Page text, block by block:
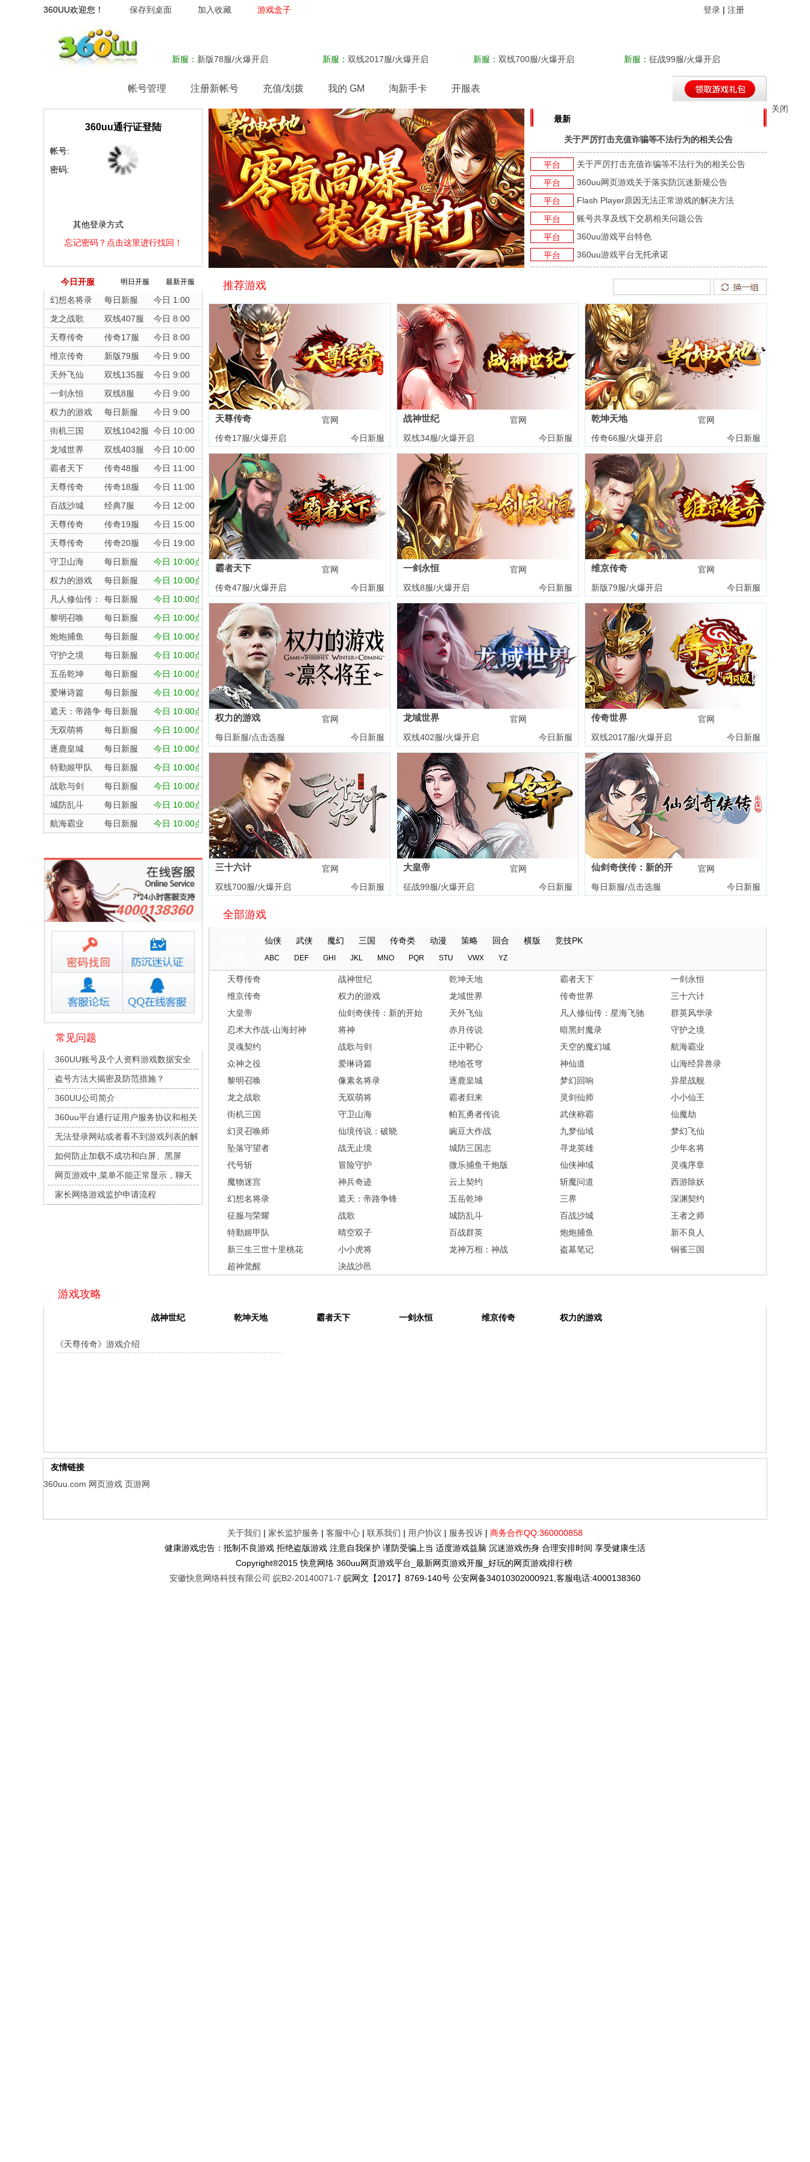
360UU欢迎您！ 保存到桌面 加入收藏 游戏盒子 登录 | 注册
新服： 新版78服/火爆开启 新服： 双线2017服/火爆开启 新服： 双线700服/火爆开启 新服： 征战99服/火爆开启
帐号管理 注册新帐号 充值/划拨 我的 GM 淘新手卡 开服表
360uu通行证登陆
帐号:
密码:
其他登录方式
忘记密码？点击这里进行找回！
今日开服 明日开服 最新开服
幻想名将录 每日新服
今日 1:00
龙之战歌
双线407服
今日 8:00
天尊传奇
传奇17服
今日 8:00
维京传奇
新版79服
今日 9:00
天外飞仙
双线135服
今日 9:00
一剑永恒
双线8服
今日 9:00
权力的游戏
每日新服
今日 9:00
街机三国
双线1042服 今日 10:00
龙域世界
双线403服
今日 10:00
霸者天下
传奇48服
今日 11:00
天尊传奇
传奇18服
今日 11:00
百战沙城
经典7服
今日 12:00
天尊传奇
传奇19服
今日 15:00
天尊传奇
传奇20服
今日 19:00
守卫山海
每日新服
今日 10:00点
权力的游戏
每日新服
今日 10:00点
凡人修仙传：星海飞驰
每日新服
今日 10:00点
黎明召唤
每日新服
今日 10:00点
炮炮捕鱼
每日新服
今日 10:00点
守护之境
每日新服
今日 10:00点
五岳乾坤
每日新服
今日 10:00点
爱琳诗篇
每日新服
今日 10:00点
遮天：帝路争锋每日新服
今日 10:00点
无双萌将
每日新服
今日 10:00点
逐鹿皇城
每日新服
今日 10:00点
特勤姬甲队
每日新服
今日 10:00点
战歌与剑
每日新服
今日 10:00点
城防乱斗
每日新服
今日 10:00点
航海霸业
每日新服
今日 10:00点
深渊契约
每日新服
今日 10:00点
坠落守望者
今日 10:00点
正中靶心
每日新服
今日 10:00点
神兵奇迹
每日新服
今日 10:00点
微乐捕鱼千炮版
今日 10:00点
帕瓦勇者传说
今日 10:00点
群英风华录
每日新服
今日 10:00点
小小仙王
今日 10:00点
少年名将
每日新服
今日 10:00点
城防三国志
每日新服
今日 10:00点
九梦仙域
每日新服
今日 10:00点
豌豆大作战
每日新服
灵魂序章
每日新服
今日 10:00点
冒险守护
每日新服
今日 10:00点
绝地苍穹
每日新服
今日 10:00点
代号斩
每日新服
今日 10:00点
异星战舰
每日新服
今日 10:00点
天空的魔幻城
山海经异兽录 每日新服
常见问题
360UU账号及个人资料游戏数据安全
盗号方法大揭密及防范措施？
360UU公司简介
360uu平台通行证用户服务协议和相关
的条款和条件
无法登录网站或者看不到游戏列表的解
决方法
如何防止加载不成功和白屏、黑屏
网页游戏中,菜单不能正常显示，聊天
及其它功能不能正常使用的解决办法
家长网络游戏监护申请流程
最新
关于严厉打击充值诈骗等不法行为的相关公告
平台
关于严厉打击充值诈骗等不法行为的相关公告
平台
360uu网页游戏关于落实防沉迷新规公告
平台
Flash Player原因无法正常游戏的解决方法
平台
账号共享及线下交易相关问题公告
平台
360uu游戏平台特色
平台
360uu游戏平台无托承诺
推荐游戏
天尊传奇 官网
今日新服
传奇17服/火爆开启
战神世纪 官网
今日新服
双线34服/火爆开启
乾坤天地 官网
今日新服
传奇66服/火爆开启
霸者天下 官网
今日新服
传奇47服/火爆开启
一剑永恒 官网
今日新服
双线8服/火爆开启
维京传奇 官网
今日新服
新版79服/火爆开启
权力的游戏 官网
今日新服
每日新服/点击选服
龙域世界 官网
今日新服
双线402服/火爆开启
传奇世界 官网
今日新服
双线2017服/火爆开启
三十六计 官网
今日新服
双线700服/火爆开启
大皇帝 官网
今日新服
征战99服/火爆开启
仙剑奇侠传：新的开
始
官网
今日新服
每日新服/点击选服
全部游戏
仙侠 武侠 魔幻 三国 传奇类 动漫 策略 回合 横版 竞技PK
ABC DEF GHI JKL MNO PQR STU VWX YZ
天尊传奇 战神世纪 乾坤天地 霸者天下
一剑永恒
维京传奇
权力的游戏 龙域世界 传奇世界
三十六计
大皇帝
仙剑奇侠传：新的开始 天外飞仙 凡人修仙传：星海飞驰
群英风华录
忍术大作战-山海封神
将神 赤月传说 暗黑封魔录
守护之境
灵魂契约
战歌与剑 正中靶心 天空的魔幻城
航海霸业
众神之役
爱琳诗篇 绝地苍穹 神仙道
山海经异兽录
黎明召唤
像素名将录 逐鹿皇城 梦幻回响
异星战舰
龙之战歌
无双萌将 霸者归来 灵剑仙师
小小仙王
街机三国
守卫山海 帕瓦勇者传说 武侠称霸
仙魔劫
幻灵召唤师
仙境传说：破晓 豌豆大作战 九梦仙域
梦幻飞仙
坠落守望者
战无止境 城防三国志 寻龙英雄
少年名将
代号斩
冒险守护 微乐捕鱼千炮版 仙侠神域
灵魂序章
魔物迷宫
神兵奇迹 云上契约 斩魔问道
西游除妖
幻想名将录
遮天：帝路争锋 五岳乾坤 三界
深渊契约
征服与荣耀
战歌 城防乱斗 百战沙城
王者之师
特勤姬甲队
晴空双子 百战群英 炮炮捕鱼
新不良人
新三生三世十里桃花
小小虎将 龙神万相：神战 盗墓笔记
铜雀三国
超神觉醒
决战沙邑
游戏攻略
战神世纪 乾坤天地 霸者天下 一剑永恒 维京传奇 权力的游戏
《天尊传奇》游戏介绍
友情链接
360uu.com 网页游戏 页游网
关于我们 | 家长监护服务 | 客服中心 | 联系我们 | 用户协议 | 服务投诉 | 商务合作QQ:360000858
健康游戏忠告：抵制不良游戏 拒绝盗版游戏 注意自我保护 谨防受骗上当 适度游戏益脑 沉迷游戏伤身 合理安排时间 享受健康生活
Copyright®2015 快意网络 360uu网页游戏平台_最新网页游戏开服_好玩的网页游戏排行榜
安徽快意网络科技有限公司 皖B2-20140071-7 皖网文【2017】8769-140号 公安网备34010302000921,客服电话:4000138360